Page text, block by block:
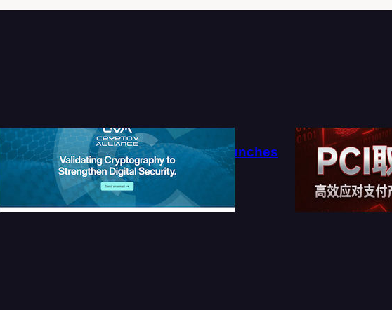
Crypto-V Alliance Launches
Official Website
2026-07-27